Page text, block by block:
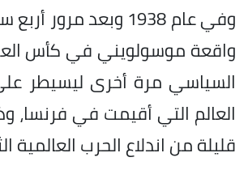
وفي عام 1938 وبعد
واقعة موسولويني في كأس
السياسي مرة أخرى ليسيطر
العالم التي أقيمت في فرنسا،
قليلة من اندلاع الحرب العالمية